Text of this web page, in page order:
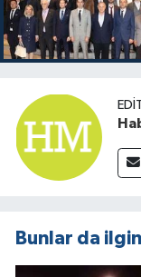
Bunlar da